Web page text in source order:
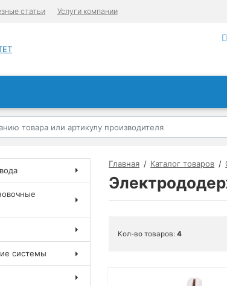
статьи Услуги компании
Главная Каталог товаров
Кол-во товаров: 4
системы